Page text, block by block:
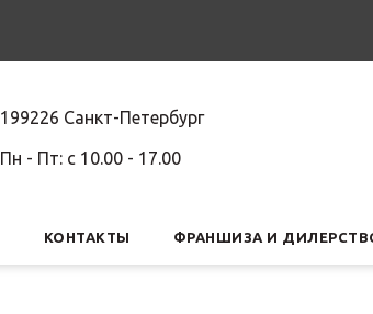
199226 Санкт-Петербург
Пн - Пт: c 10.00 - 17.00
КОНТАКТЫ ФРАНШИЗА И